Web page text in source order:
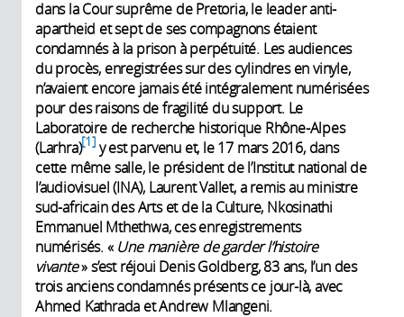
dans la Cour suprême de Pretoria, le leader anti-
apartheid et sept de ses compagnons étaient
condamnés à la prison à perpétuité. Les audiences
du procès, enregistrées sur des cylindres en vinyle,
n’avaient encore jamais été intégralement numérisées
pour des raisons de fragilité du support. Le
Laboratoire de recherche historique Rhône-Alpes
(Larhra) 1 y est parvenu et, le 17 mars 2016, dans
cette même salle, le président de l’Institut national de
l’audiovisuel (INA), Laurent Vallet, a remis au ministre
sud-africain des Arts et de la Culture, Nkosinathi
Emmanuel Mthethwa, ces enregistrements
numérisés. « Une manière de garder l’histoire
vivante» s’est réjoui Denis Goldberg, 83 ans, l’un des
trois anciens condamnés présents ce jour-là, avec
Ahmed Kathrada et Andrew Mlangeni.